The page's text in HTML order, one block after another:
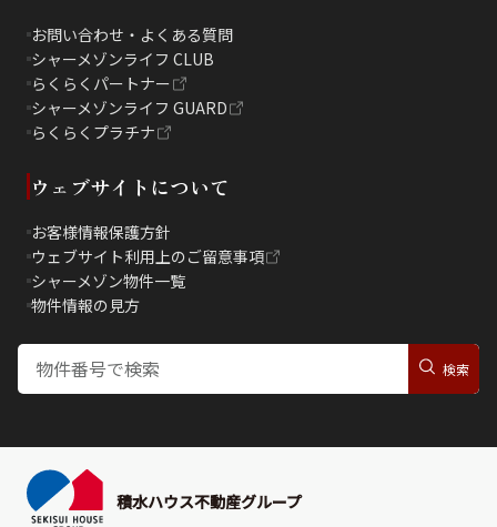
お問い合わせ・よくある質問
シャーメゾンライフ CLUB
らくらくパートナー
シャーメゾンライフ GUARD
らくらくプラチナ
ウェブサイトについて
お客様情報保護方針
ウェブサイト利用上のご留意事項
シャーメゾン物件一覧
物件情報の見方
積水ハウス不動産グループ